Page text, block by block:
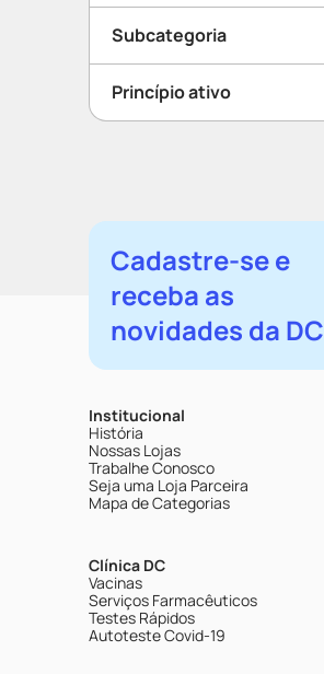
Medicamentos
Saúde do Homem
Subcategoria
Próstata
Princípio ativo
Cadastre-se e
receba as
novidades da DC
Institucional
História
Nossas Lojas
Trabalhe Conosco
Seja uma Loja Parceira
Mapa de Categorias
Clínica DC
Vacinas
Serviços Farmacêuticos
Testes Rápidos
Autoteste Covid-19